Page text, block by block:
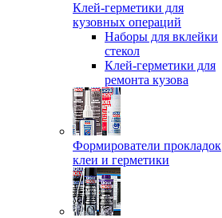
Клей-герметики для
кузовных операций
Наборы для вклейки
стекол
Клей-герметики для
ремонта кузова
Формирователи прокладок
клеи и герметики